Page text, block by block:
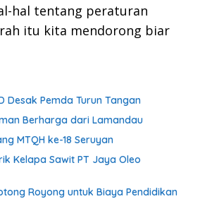
hal tentang peraturan
itu kita mendorong biar
Desak Pemda Turun Tangan
Berharga dari Lamandau
MTQH ke-18 Seruyan
Kelapa Sawit PT Jaya Oleo
Royong untuk Biaya Pendidikan